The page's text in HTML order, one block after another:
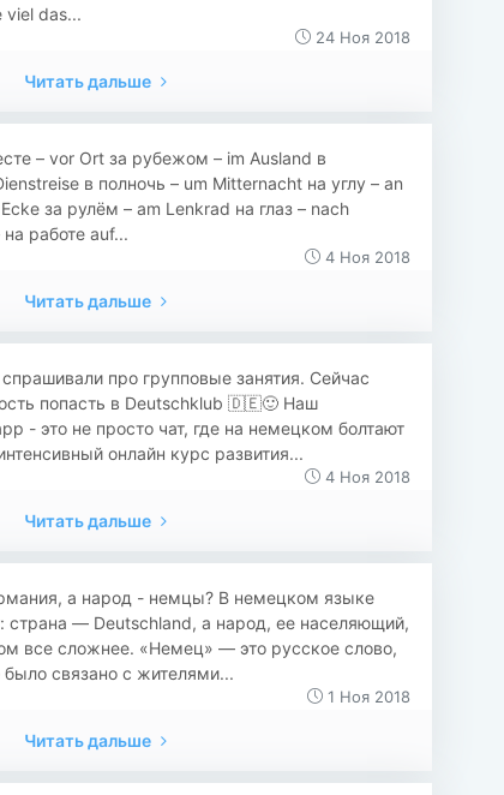
viel das...
24 Ноя 2018
Читать дальше
– vor Ort за рубежом – im Ausland в
в полночь – um Mitternacht на углу – an
за рулём – am Lenkrad на глаз – nach
работе auf...
4 Ноя 2018
Читать дальше
про групповые занятия. Сейчас
попасть в Deutschklub 🇩🇪🙂 Наш
- это не просто чат, где на немецком болтают
онлайн курс развития...
4 Ноя 2018
Читать дальше
а народ - немцы? В немецком языке
страна — Deutschland, а народ, ее населяющий,
все сложнее. «Немец» — это русское слово,
было связано с жителями...
1 Ноя 2018
Читать дальше